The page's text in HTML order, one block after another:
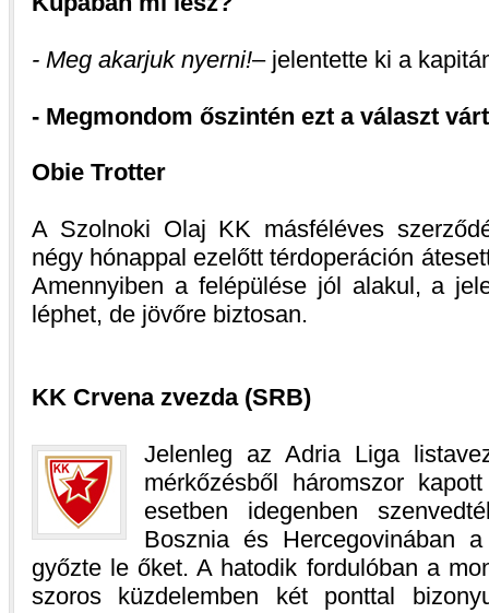
- Meg akarjuk nyerni!– jelentette ki a
- Megmondom őszintén ezt a választ
Obie Trotter
A Szolnoki Olaj KK másféléves
négy hónappal ezelőtt térdoperáción
Amennyiben a felépülése jól alakul, a
léphet, de jövőre biztosan.
KK Crvena zvezda (SRB)
Jelenleg az Adria Liga
mérkőzésből háromszor
esetben idegenben
Bosznia és Hercegovinában
győzte le őket. A hatodik fordulóban a
szoros küzdelemben két ponttal